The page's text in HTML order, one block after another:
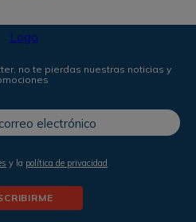
no te pierdas nuestras noticias y
y la política de privacidad